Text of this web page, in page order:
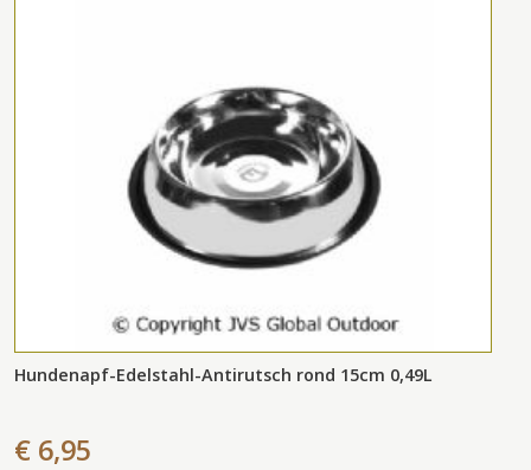
Hundenapf-Edelstahl-Antirutsch rond 15cm 0,49L
€ 6,95